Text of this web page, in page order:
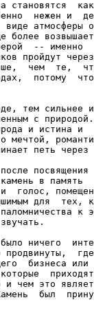
становятся
нежен и
атмосферы
более
-- именно
пройдут
чем  те,
потому
тем сильнее
с
и истина и
мечтой,
петь через
посвящения
в память
голос,
для  тех,
ничего
продвинуты,
бизнеса
и чем это
был